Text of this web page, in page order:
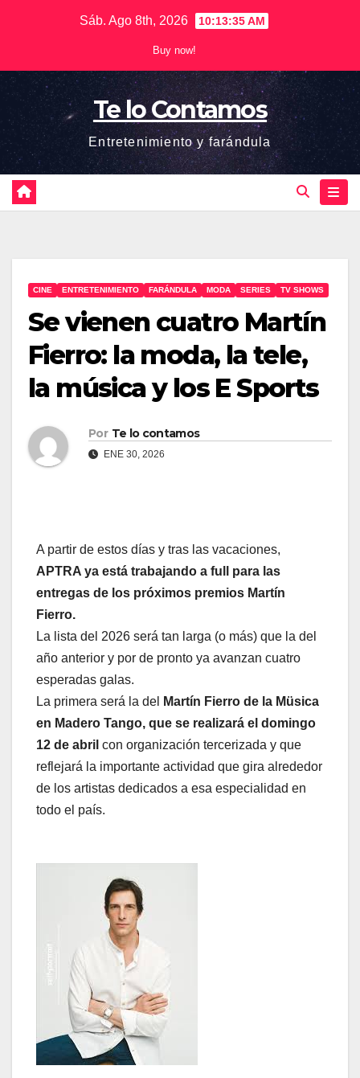
Sáb. Ago 8th, 2026 10:13:35 AM
Buy now!
Te lo Contamos
Entretenimiento y farándula
CINE ENTRETENIMIENTO FARÁNDULA MODA SERIES TV SHOWS
Se vienen cuatro Martín
Fierro: la moda, la tele,
la música y los E Sports
Por Te lo contamos
ENE 30, 2026
A partir de estos días y tras las vacaciones,
APTRA ya está trabajando a full para las
entregas de los próximos premios Martín
Fierro.
La lista del 2026 será tan larga (o más) que la del
año anterior y por de pronto ya avanzan cuatro
esperadas galas.
La primera será la del
Martín Fierro de la Müsica
en Madero Tango, que se realizará el domingo
12 de abril con organización tercerizada y que
reflejará la importante actividad que gira alrededor
de los artistas dedicados a esa especialidad en
todo el país.